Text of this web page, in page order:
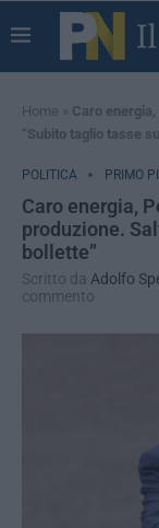
Home » Caro
“Subito taglio tasse
POLITICA PRIMO
Caro energia,
produzione.
bollette”
Scritto da Adolfo
commento